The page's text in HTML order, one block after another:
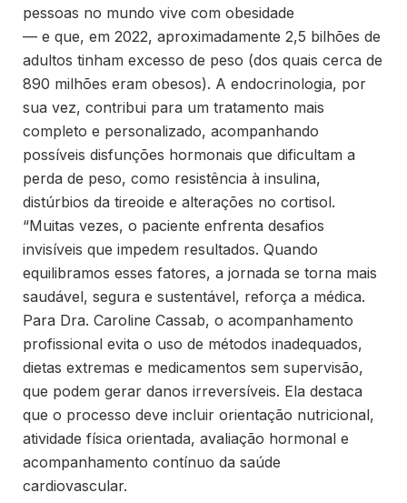
pessoas no mundo vive com obesidade
— e que, em 2022, aproximadamente 2,5 bilhões de
adultos tinham excesso de peso (dos quais cerca de
890 milhões eram obesos). A endocrinologia, por
sua vez, contribui para um tratamento mais
completo e personalizado, acompanhando
possíveis disfunções hormonais que dificultam a
perda de peso, como resistência à insulina,
distúrbios da tireoide e alterações no cortisol.
“Muitas vezes, o paciente enfrenta desafios
invisíveis que impedem resultados. Quando
equilibramos esses fatores, a jornada se torna mais
saudável, segura e sustentável, reforça a médica.
Para Dra. Caroline Cassab, o acompanhamento
profissional evita o uso de métodos inadequados,
dietas extremas e medicamentos sem supervisão,
que podem gerar danos irreversíveis. Ela destaca
que o processo deve incluir orientação nutricional,
atividade física orientada, avaliação hormonal e
acompanhamento contínuo da saúde
cardiovascular.